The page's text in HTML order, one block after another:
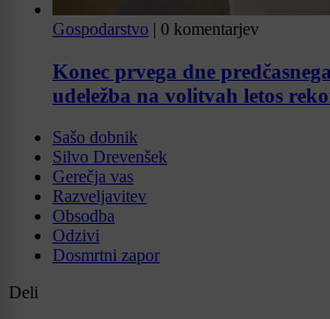
Gospodarstvo | 0 komentarjev
Konec prvega dne
udeležba na volitvah letos
Sašo dobnik
Silvo Drevenšek
Gerečja vas
Razveljavitev
Obsodba
Odzivi
Dosmrtni zapor
Deli